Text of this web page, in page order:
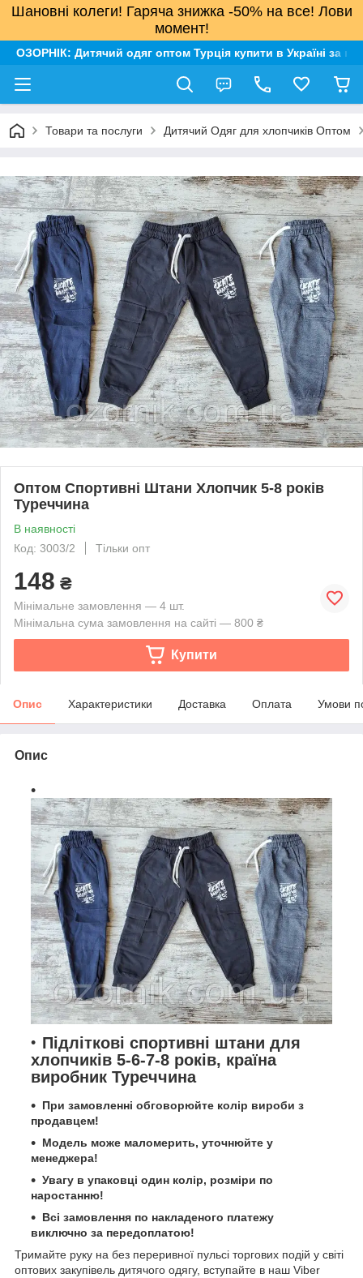
Шановні колеги! Гаряча знижка -50% на все! Лови
момент!
ОЗОРНІК: Дитячий одяг оптом Турція купити в Україні за
Товари та послуги Дитячий Одяг для хлопчиків Оптом
Оптом Спортивні Штани Хлопчик 5-8 років
Туреччина
В наявності
Код: 3003/2
Тільки опт
148 ₴
Мінімальне замовлення — 4 шт.
Мінімальна сума замовлення на сайті — 800 ₴
Купити
Опис Характеристики Доставка Оплата Умови
Опис
Підліткові спортивні штани для
хлопчиків 5-6-7-8 років, країна
виробник Туреччина
При замовленні обговорюйте колір вироби з
продавцем!
Модель може маломерить, уточнюйте у
менеджера!
Увагу в упаковці один колір, розміри по
наростанню!
Всі замовлення по накладеного платежу
виключно за передоплатою!
Тримайте руку на без переривної пульсі торгових подій у світі
оптових закупівель дитячого одягу, вступайте в наш Viber